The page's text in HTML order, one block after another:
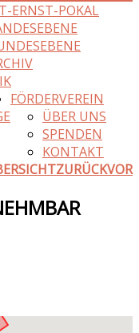
ERNST-POKAL
FÖRDERVEREIN
ÜBER UNS
SPENDEN
KONTAKT
ZURÜCKVOR